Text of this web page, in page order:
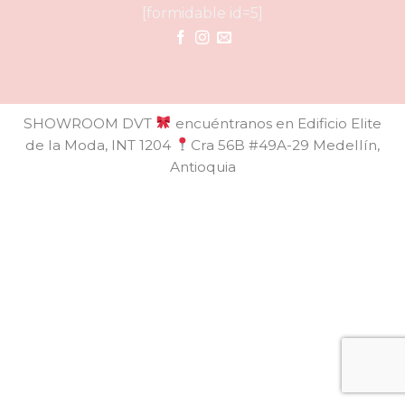
[formidable id=5]
SHOWROOM DVT
encuéntranos en Edificio Elite
de la Moda, INT 1204
Cra 56B #49A-29 Medellín,
Antioquia